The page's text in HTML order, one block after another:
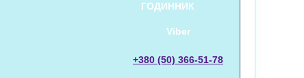
ГОДИННИК
Viber
+380 (50) 366-51-78